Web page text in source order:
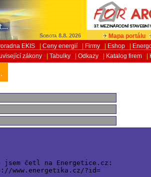
Sobota 8.8. 2026 Mapa portálu
EKIS Ceny energií Firmy Eshop
zákony Tabulky Odkazy Katalog firem